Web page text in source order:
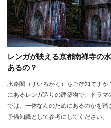
レンガが映える京都南禅寺の
あるの？
水路閣（すいろかく）をご存知ですか
にあるレンガ造りの建築物で、ドラ
では、一体なんのためにあるのかを
予備知識として参考にしてください。